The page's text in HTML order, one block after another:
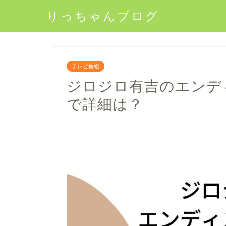
りっちゃんブログ
テレビ番組
ジロジロ有吉のエン
で詳細は？